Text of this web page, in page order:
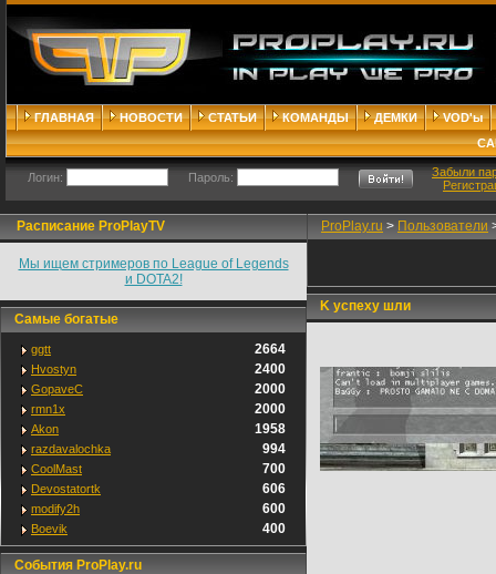
ГЛАВНАЯ НОВОСТИ СТАТЬИ КОМАНДЫ ДЕМКИ
VOD'ы
Логин: Пароль:
Забыли
Расписание ProPlayTV
Мы ищем стримеров по League of Legends
и DOTA2!
Самые богатые
ggtt 2664
Hvostyn 2400
GopaveC 2000
rmn1x 2000
Akon 1958
razdavalochka 994
CoolMast 700
Devostatortk 606
modify2h 600
Boevik 400
События ProPlay.ru
ProPlay.ru > Пользователи
K успеху шли